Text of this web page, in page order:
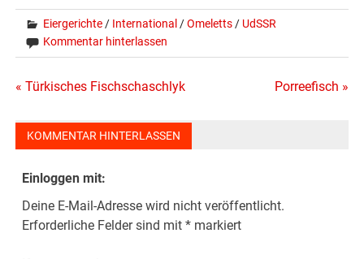
Eiergerichte/ International /Omeletts/ UdSSR
Kommentar hinterlassen
Beitragsnavigation
« Türkisches Fischschaschlyk Porreefisch »
KOMMENTAR HINTERLASSEN
Einloggen mit:
Deine E-Mail-Adresse wird nicht veröffentlicht.
Erforderliche Felder sind mit* markiert